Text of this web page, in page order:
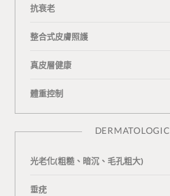
抗衰老
整合式皮膚照護
真皮層健康
體重控制
DERMATOLOGIC
光老化(粗糙、暗沉、毛孔粗大)
垂疣